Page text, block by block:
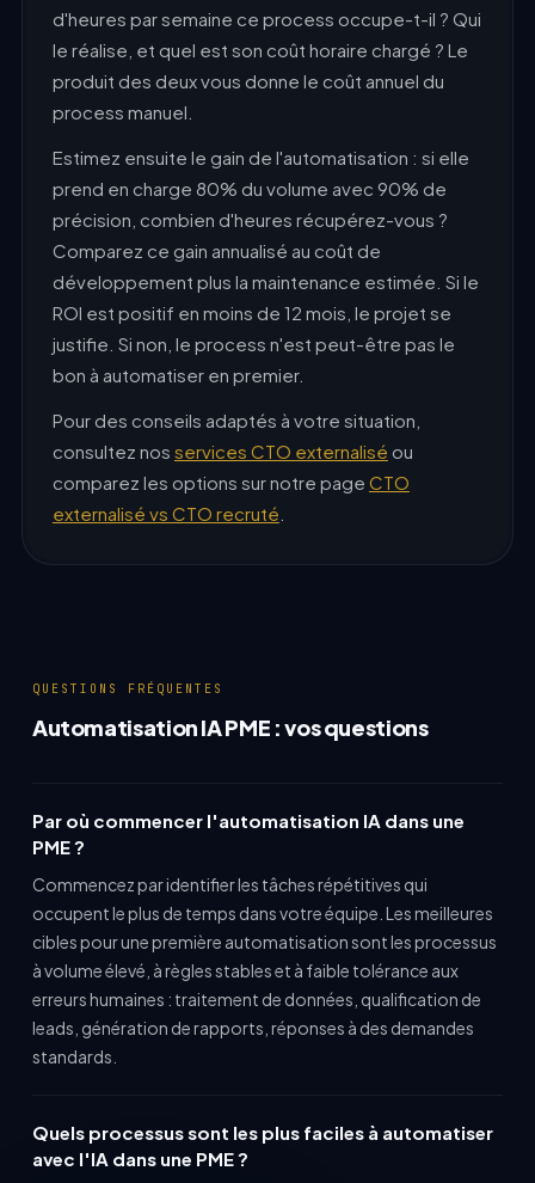
d'heures par semaine ce process occupe-t-il ? Qui
le réalise, et quel est son coût horaire chargé ? Le
produit des deux vous donne le coût annuel du
process manuel.
Estimez ensuite le gain de l'automatisation : si elle
prend en charge 80% du volume avec 90% de
précision, combien d'heures récupérez-vous ?
Comparez ce gain annualisé au coût de
développement plus la maintenance estimée. Si le
ROI est positif en moins de 12 mois, le projet se
justifie. Si non, le process n'est peut-être pas le
bon à automatiser en premier.
Pour des conseils adaptés à votre situation,
consultez nos services CTO externalisé ou
comparez les options sur notre page CTO
externalisé vs CTO recruté
QUESTIONS FRÉQUENTES
Automatisation IA PME : vos questions
Par où commencer l'automatisation IA dans une
PME ?
Commencez par identifier les tâches répétitives qui
occupent le plus de temps dans votre équipe. Les meilleures
cibles pour une première automatisation sont les processus
à volume élevé, à règles stables et à faible tolérance aux
erreurs humaines : traitement de données, qualification de
leads, génération de rapports, réponses à des demandes
standards.
Quels processus sont les plus faciles à automatiser
avec l'IA dans une PME ?